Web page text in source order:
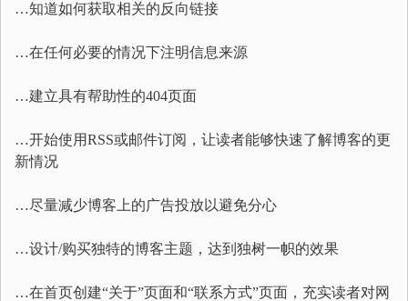
…知道如何获取相关的反向链接
…在任何必要的情况下注明信息来源
…建立具有帮助性的404页面
…开始使用RSS或邮件订阅，让读者能够快速了解博客的更
新情况
…尽量减少博客上的广告投放以避免分心
…设计/购买独特的博客主题，达到独树一帜的效果
…在首页创建“关于”页面和“联系方式”页面，充实读者对网